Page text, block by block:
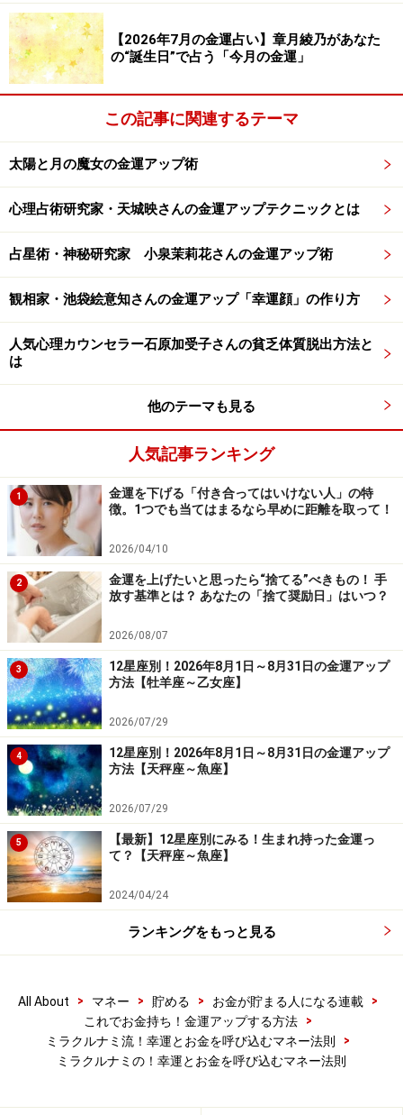
のです。
法則2 お金は安心するとやってくる
お金を手にしたいというなら、お金の心配をただちにや
まうことです。心配していると、その間ずっとあなたは
恐れており、その恐れていることを引き寄せてしまい、
「きっと、なんとかなる」「うまくいく！」「お金は手
に入る」と安心すると、すでに
心の中では「受け取っている」ことになり、潜在意識は
その空想上の既成事実に反応し、それを現実に再現しよ
ネガティブな思考を遮断すれば、新しい可能性をひらく
回路をみつけられます。すると、お金を手に入れられる
アイデアやきっかけや仕事や資金提供者を引き寄せるこ
とができるのです。
ある牧師さんが、世の中の若者に提供したいある施設の
設立のためのお金を必要としていました。しかし、いく
ら考えても、どうやったらそのお金が手に入るのかわか
りませんでした。考え疲れた彼は、いったん考えるのを
やめ、空想の中で「神様、このお金をありがとうござい
ます」と、受け取ったのです。
その瞬間、「そうだ、この教会に経済的に余裕ある社会
活動家を呼び、講演してはどうか」と閃いたのです。お
金を手にして「ありがとう」と感謝することで、思考に
余裕が生まれます。その柔らかい思考の中で良いアイデ
アが浮かんでくる。
結局、その講演を行うことで彼は望む資金を手に入れる
ことができたのです。なんと講演にやってきたある成功
者に、資金提供を受けることができるようになりまし
た！
法則3 お金は価値をわかっている人に寄っ
てくる
【2026年7月の金運占い】章月綾乃があなた
の“誕生日”で占う「今月の金運」
この記事に関連するテーマ
太陽と月の魔女の金運アップ術
心理占術研究家・天城映さんの金運アップテクニックとは
占星術・神秘研究家 小泉茉莉花さんの金運アップ術
観相家・池袋絵意知さんの金運アップ「幸運顔」の作り方
人気心理カウンセラー石原加受子さんの貧乏体質脱出方法と
は
他のテーマも見る
人気記事ランキング
1
金運を下げる「付き合ってはいけない人」の特
徴。1つでも当てはまるなら早めに距離を取って！
2026/04/10
2
金運を上げたいと思ったら“捨てる”べきもの！ 手
放す基準とは？ あなたの「捨て奨励日」はいつ？
2026/08/07
3
12星座別！2026年8月1日～8月31日の金運アップ
方法【牡羊座～乙女座】
2026/07/29
4
12星座別！2026年8月1日～8月31日の金運アップ
方法【天秤座～魚座】
2026/07/29
5
【最新】12星座別にみる！生まれ持った金運っ
て？【天秤座～魚座】
2024/04/24
ランキングをもっと見る
All About > マネー > 貯める > お金が貯まる人になる連載
>
これでお金持ち！金運アップする方法
>
ミラクルナミ流！幸運とお金を呼び込むマネー法則
>
ミラクルナミの！幸運とお金を呼び込むマネー法則